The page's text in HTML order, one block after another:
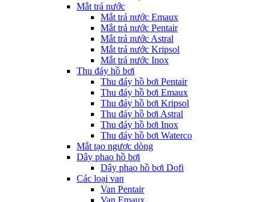
Mắt trả nước
Mắt trả nước Emaux
Mắt trả nước Pentair
Mắt trả nước Astral
Mắt trả nước Kripsol
Mắt trả nước Inox
Thu đáy hồ bơi
Thu đáy hồ bơi Pentair
Thu đáy hồ bơi Emaux
Thu đáy hồ bơi Kripsol
Thu đáy hồ bơi Astral
Thu đáy hồ bơi Inox
Thu đáy hồ bơi Waterco
Mắt tạo ngược dòng
Dây phao hồ bơi
Dây phao hồ bơi Dofi
Các loại van
Van Pentair
Van Emaux